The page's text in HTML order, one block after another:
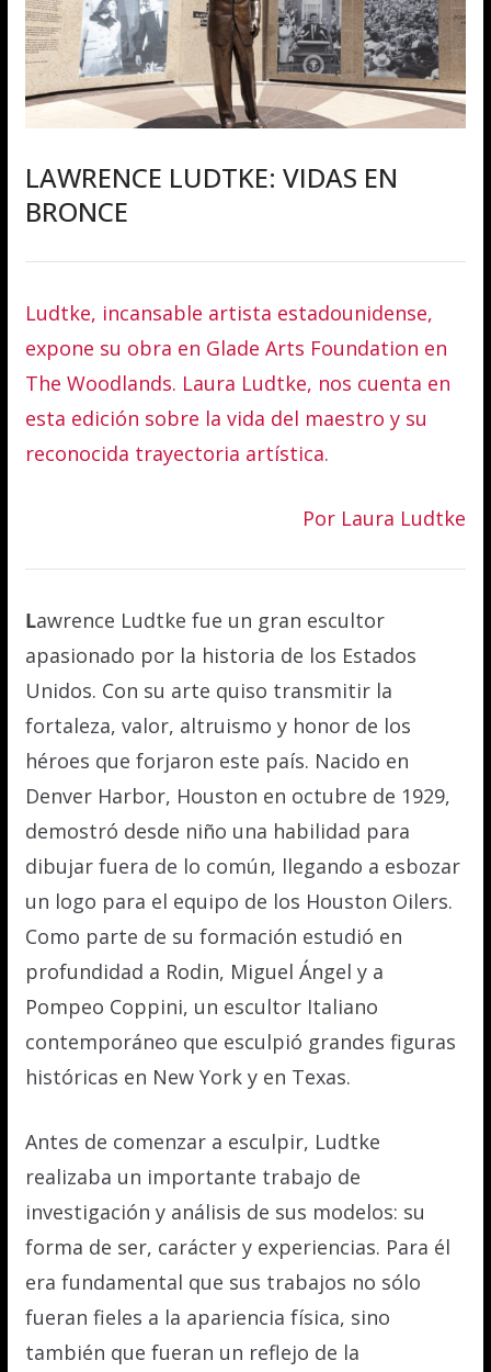
LAWRENCE LUDTKE: VIDAS EN
BRONCE
Ludtke, incansable artista estadounidense,
expone su obra en Glade Arts Foundation en
The Woodlands. Laura Ludtke, nos cuenta en
esta edición sobre la vida del maestro y su
reconocida trayectoria artística.
Por Laura Ludtke
Lawrence Ludtke fue un gran escultor
apasionado por la historia de los Estados
Unidos. Con su arte quiso transmitir la
fortaleza, valor, altruismo y honor de los
héroes que forjaron este país. Nacido en
Denver Harbor, Houston en octubre de 1929,
demostró desde niño una habilidad para
dibujar fuera de lo común, llegando a esbozar
un logo para el equipo de los Houston Oilers.
Como parte de su formación estudió en
profundidad a Rodin, Miguel Ángel y a
Pompeo Coppini, un escultor Italiano
contemporáneo que esculpió grandes figuras
históricas en New York y en Texas.
Antes de comenzar a esculpir, Ludtke
realizaba un importante trabajo de
investigación y análisis de sus modelos: su
forma de ser, carácter y experiencias. Para él
era fundamental que sus trabajos no sólo
fueran fieles a la apariencia física, sino
también que fueran un reflejo de la